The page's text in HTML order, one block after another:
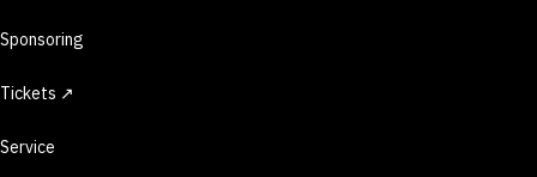
Sponsoring
Tickets ↗
Service